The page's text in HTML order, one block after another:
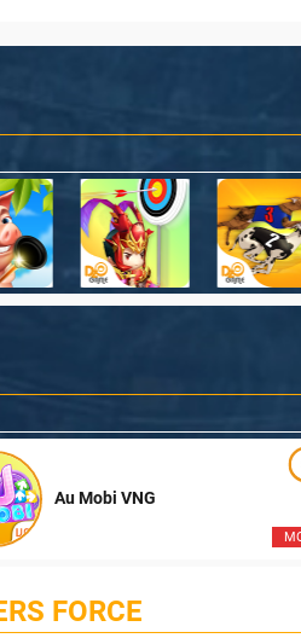
Au Mobi VNG
FORCE